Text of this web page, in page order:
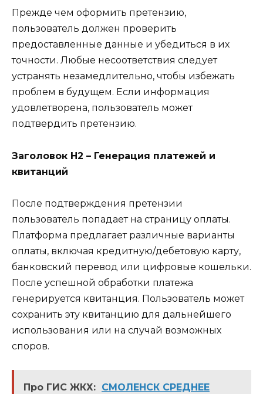
Прежде чем оформить претензию,
пользователь должен проверить
предоставленные данные и убедиться в их
точности. Любые несоответствия следует
устранять незамедлительно, чтобы избежать
проблем в будущем. Если информация
удовлетворена, пользователь может
подтвердить претензию.
Заголовок H2 – Генерация платежей и
квитанций
После подтверждения претензии
пользователь попадает на страницу оплаты.
Платформа предлагает различные варианты
оплаты, включая кредитную/дебетовую карту,
банковский перевод или цифровые кошельки.
После успешной обработки платежа
генерируется квитанция. Пользователь может
сохранить эту квитанцию ​​для дальнейшего
использования или на случай возможных
споров.
Про ГИС ЖКХ: СМОЛЕНСК СРЕДНЕЕ